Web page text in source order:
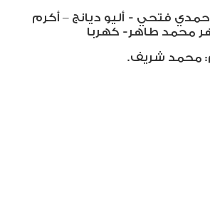
فتحي - أليو ديانج – أكرم
محمد طاهر- كهربا
محمد شريف.